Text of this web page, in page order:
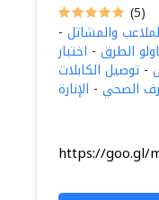
(5)
والمشاتل -
الطرق - اختبار
- توصيل الكابلات
الصحي - الإنارة
https://goo.gl/